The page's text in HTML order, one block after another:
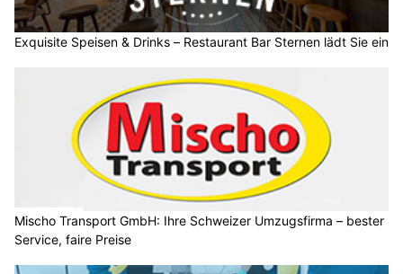
Exquisite Speisen & Drinks – Restaurant Bar Sternen lädt Sie ein
Mischo Transport GmbH: Ihre Schweizer Umzugsfirma – bester
Service, faire Preise